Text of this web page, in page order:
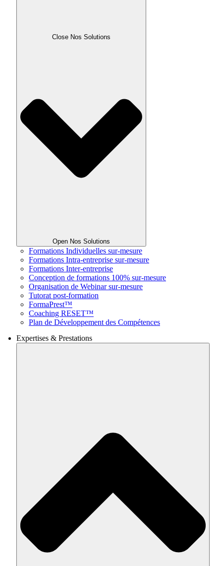
Close Nos Solutions
Open Nos Solutions
Formations Individuelles sur-mesure
Formations Intra-entreprise sur-mesure
Formations Inter-entreprise
Conception de formations 100% sur-mesure
Organisation de Webinar sur-mesure
Tutorat post-formation
FormaPrest™
Coaching RESET™
Plan de Développement des Compétences
Expertises & Prestations